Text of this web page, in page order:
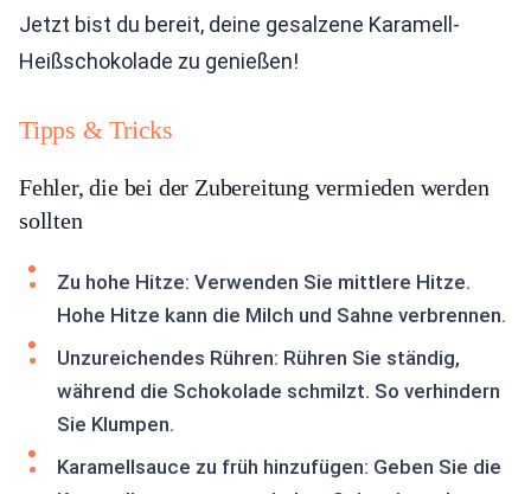
Jetzt bist du bereit, deine gesalzene Karamell-
Heißschokolade zu genießen!
Tipps & Tricks
Fehler, die bei der Zubereitung vermieden werden
sollten
Zu hohe Hitze: Verwenden Sie mittlere Hitze.
Hohe Hitze kann die Milch und Sahne verbrennen.
Unzureichendes Rühren: Rühren Sie ständig,
während die Schokolade schmilzt. So verhindern
Sie Klumpen.
Karamellsauce zu früh hinzufügen: Geben Sie die